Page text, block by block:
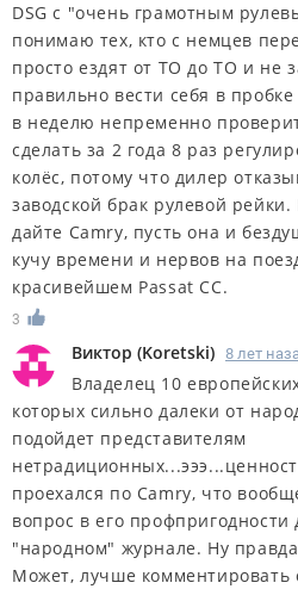
DSG с "очень грамотным
понимаю тех, кто с немцев
просто ездят от ТО до ТО и не
правильно вести себя в
в неделю непременно
сделать за 2 года 8 раз
колёс, потому что дилер
заводской брак рулевой
дайте Camry, пусть она и
кучу времени и нервов на
красивейшем Passat CC.
3
Виктор (Koretski) 8 лет
Владелец 10
которых сильно далеки от
подойдет представителям
проехался по Camry, что
вопрос в его профпригодности
"народном" журнале. Ну
Может, лучше комментировать